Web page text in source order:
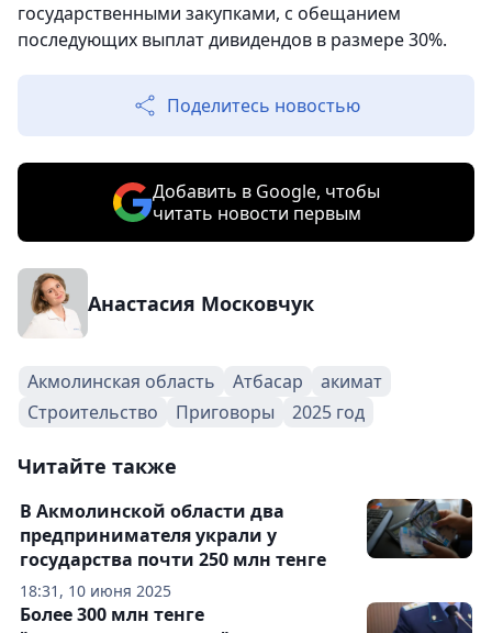
государственными закупками, с обещанием
последующих выплат дивидендов в размере 30%.
Поделитесь новостью
Добавить в Google, чтобы
читать новости первым
Анастасия Московчук
Акмолинская область Атбасар
акимат
Строительство
Приговоры 2025 год
Читайте также
18:31, 10 июня 2025
В Акмолинской области два
предпринимателя украли у
государства почти 250 млн тенге
Более 300 млн тенге